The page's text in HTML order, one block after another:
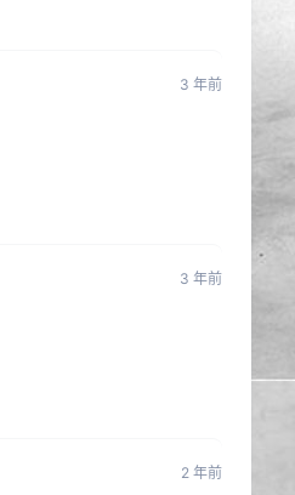
3 年前
3 年前
2 年前